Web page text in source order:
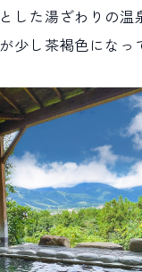
した湯ざわりの温
少し茶褐色になっ